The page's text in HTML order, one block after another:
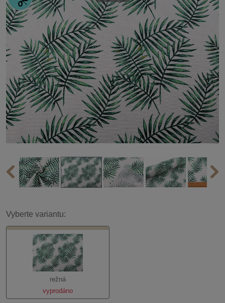
Vyberte variantu:
režná
vyprodáno